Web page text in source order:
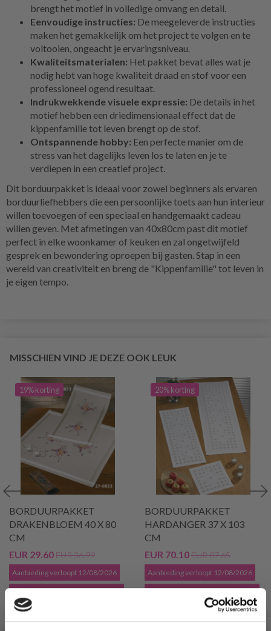
brengt het motief in volledige omvang en detail.
Eenvoudige instructies: De meegeleverde instructies
maken het gemakkelijk om het project te volgen en te
voltooien, ongeacht je ervaringsniveau.
Kwaliteitsmaterialen: Het pakket bevat alles wat je
nodig hebt van hoge kwaliteit draad en stof voor een
professioneel ogend resultaat.
Indrukwekkende visuele expressie: De details in het
motief hebben een driedimensionaal effect dat de
kippenfamilie tot leven brengt op de stof.
Ontspannende hobby: Een perfecte manier om de
stress van het dagelijks leven los te laten en je te
verdiepen in een creatief project.
Dit borduurpakket is ideaal voor zowel beginners als ervaren
borduurliefhebbers die een persoonlijke toets aan hun interieur
willen toevoegen of een speciaal en handgemaakt cadeau
willen geven. Met afmetingen van 40x80cm past dit motief
perfect in elke woonkamer of keuken en zal ongetwijfeld
gesprek en bewondering oproepen bij gasten. Stap in een
wereld van creativiteit en breng de "Kippenfamilie" tot leven in
je eigen tempo.
MISSCHIEN VIND JE DEZE OOK LEUK
19% korting
BORDUURPAKKET
DRAKENBLOEM 40 X 80
CM
EUR 29.60EUR 36.99
Aanbieding verloopt 12/08/2026
20% korting
BORDUURPAKKET
HARDANGER 37 X 103
CM
EUR 70.10EUR 87.65
Aanbieding verloopt 12/08/2026